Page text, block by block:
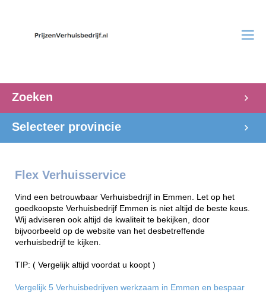
Zoeken
Selecteer provincie
Flex Verhuisservice
Vind een betrouwbaar Verhuisbedrijf in Emmen. Let op het
goedkoopste Verhuisbedrijf Emmen is niet altijd de beste keus.
Wij adviseren ook altijd de kwaliteit te bekijken, door
bijvoorbeeld op de website van het desbetreffende
verhuisbedrijf te kijken.
TIP: ( Vergelijk altijd voordat u koopt )
Vergelijk 5 Verhuisbedrijven werkzaam in Emmen en bespaar